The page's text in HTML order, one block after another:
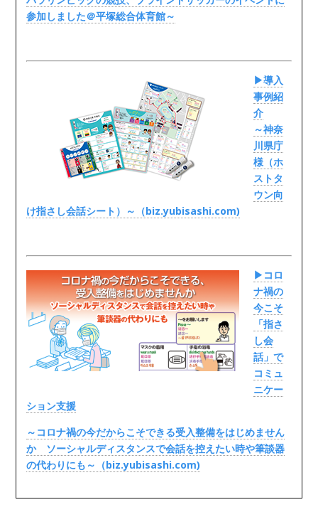
参加しました＠平塚総合体育館～
▶導入
事例紹
介
～神奈
川県庁
様（ホ
ストタ
ウン向
け指さし会話シート）～（biz.yubisashi.com)
▶コロ
ナ禍の
今こそ
「指さ
し会
話」で
コミュ
ニケー
ション支援
～コロナ禍の今だからこそできる受入整備をはじめません
か ソーシャルディスタンスで会話を控えたい時や筆談器
の代わりにも～（biz.yubisashi.com)